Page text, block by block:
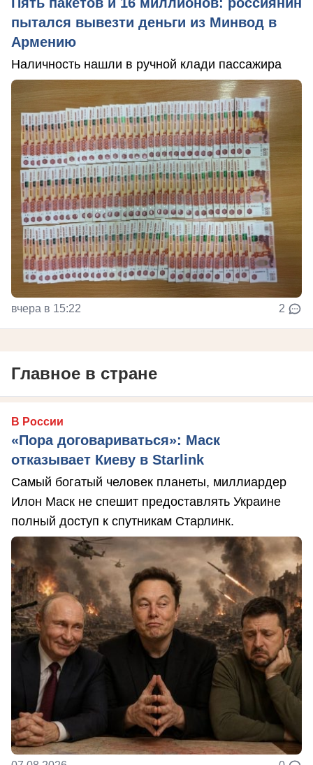
Пять пакетов и 16 миллионов: россиянин
пытался вывезти деньги из Минвод в
Армению
Наличность нашли в ручной клади пассажира
вчера в 15:22 2
Главное в стране
В России
«Пора договариваться»: Маск
отказывает Киеву в Starlink
Самый богатый человек планеты, миллиардер
Илон Маск не спешит предоставлять Украине
полный доступ к спутникам Старлинк.